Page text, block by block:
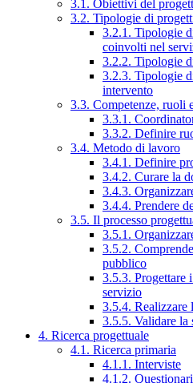
3.1. Obiettivi del
3.2. Tipologie di
3.2.1. Tipologie
coinvolti nel
3.2.2. Tipologie
3.2.3. Tipologie
intervento
3.3. Competenze, ruoli
3.3.1.
3.3.2. Definire
3.4. Metodo di lavoro
3.4.1. Definire
3.4.2. Curare la
3.4.3.
3.4.4. Prendere
3.5. Il processo
3.5.1.
3.5.2.
pubblico
3.5.3. Progettare
servizio
3.5.4. Realizzare
3.5.5. Validare la
4. Ricerca progettuale
4.1. Ricerca primaria
4.1.1. Interviste
4.1.2. Questionari